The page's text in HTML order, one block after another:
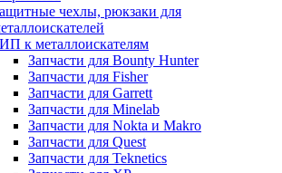
чехлы, рюкзаки для
к металлоискателям
Запчасти для Bounty Hunter
Запчасти для Fisher
Запчасти для Garrett
Запчасти для Minelab
Запчасти для Nokta и Makro
Запчасти для Quest
Запчасти для Teknetics